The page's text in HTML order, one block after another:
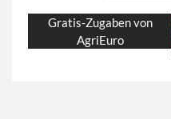
Gratis-Zugaben von
AgriEuro